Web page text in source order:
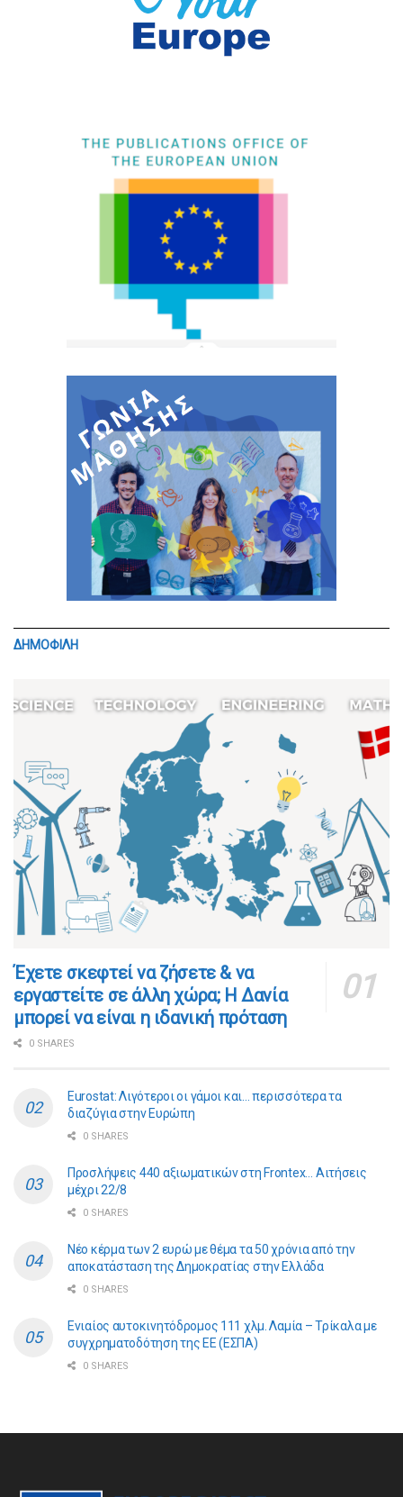
ΔΗΜΟΦΙΛΗ
​​Έχετε σκεφτεί να ζήσετε & να
εργαστείτε σε άλλη χώρα; Η Δανία
μπορεί να είναι η ιδανική πρόταση
0 SHARES
Eurostat: Λιγότεροι οι γάμοι και… περισσότερα τα
διαζύγια στην Ευρώπη
0 SHARES
Προσλήψεις 440 αξιωματικών στη Frontex… Αιτήσεις
μέχρι 22/8
0 SHARES
Νέο κέρμα των 2 ευρώ με θέμα τα 50 χρόνια από την
αποκατάσταση της Δημοκρατίας στην Ελλάδα
0 SHARES
Ενιαίος αυτοκινητόδρομος 111 χλμ. Λαμία – Τρίκαλα με
συγχρηματοδότηση της ΕE (ΕΣΠΑ)
0 SHARES